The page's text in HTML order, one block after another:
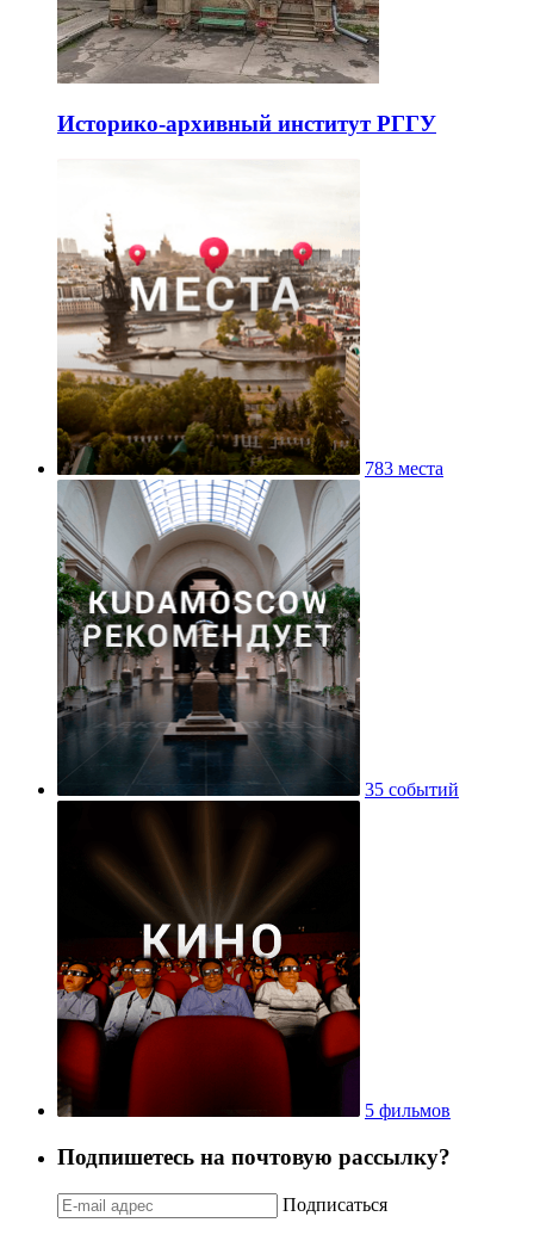
Историко-архивный институт РГГУ
783 места
35 событий
5 фильмов
Подпишетесь на почтовую рассылку?
Подписаться